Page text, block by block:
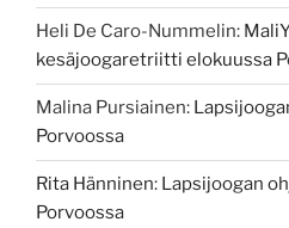
Heli De Caro-Nummelin:
kesäjoogaretriitti elokuussa
Malina Pursiainen:
Porvoossa
Rita Hänninen: Lapsijoogan
Porvoossa